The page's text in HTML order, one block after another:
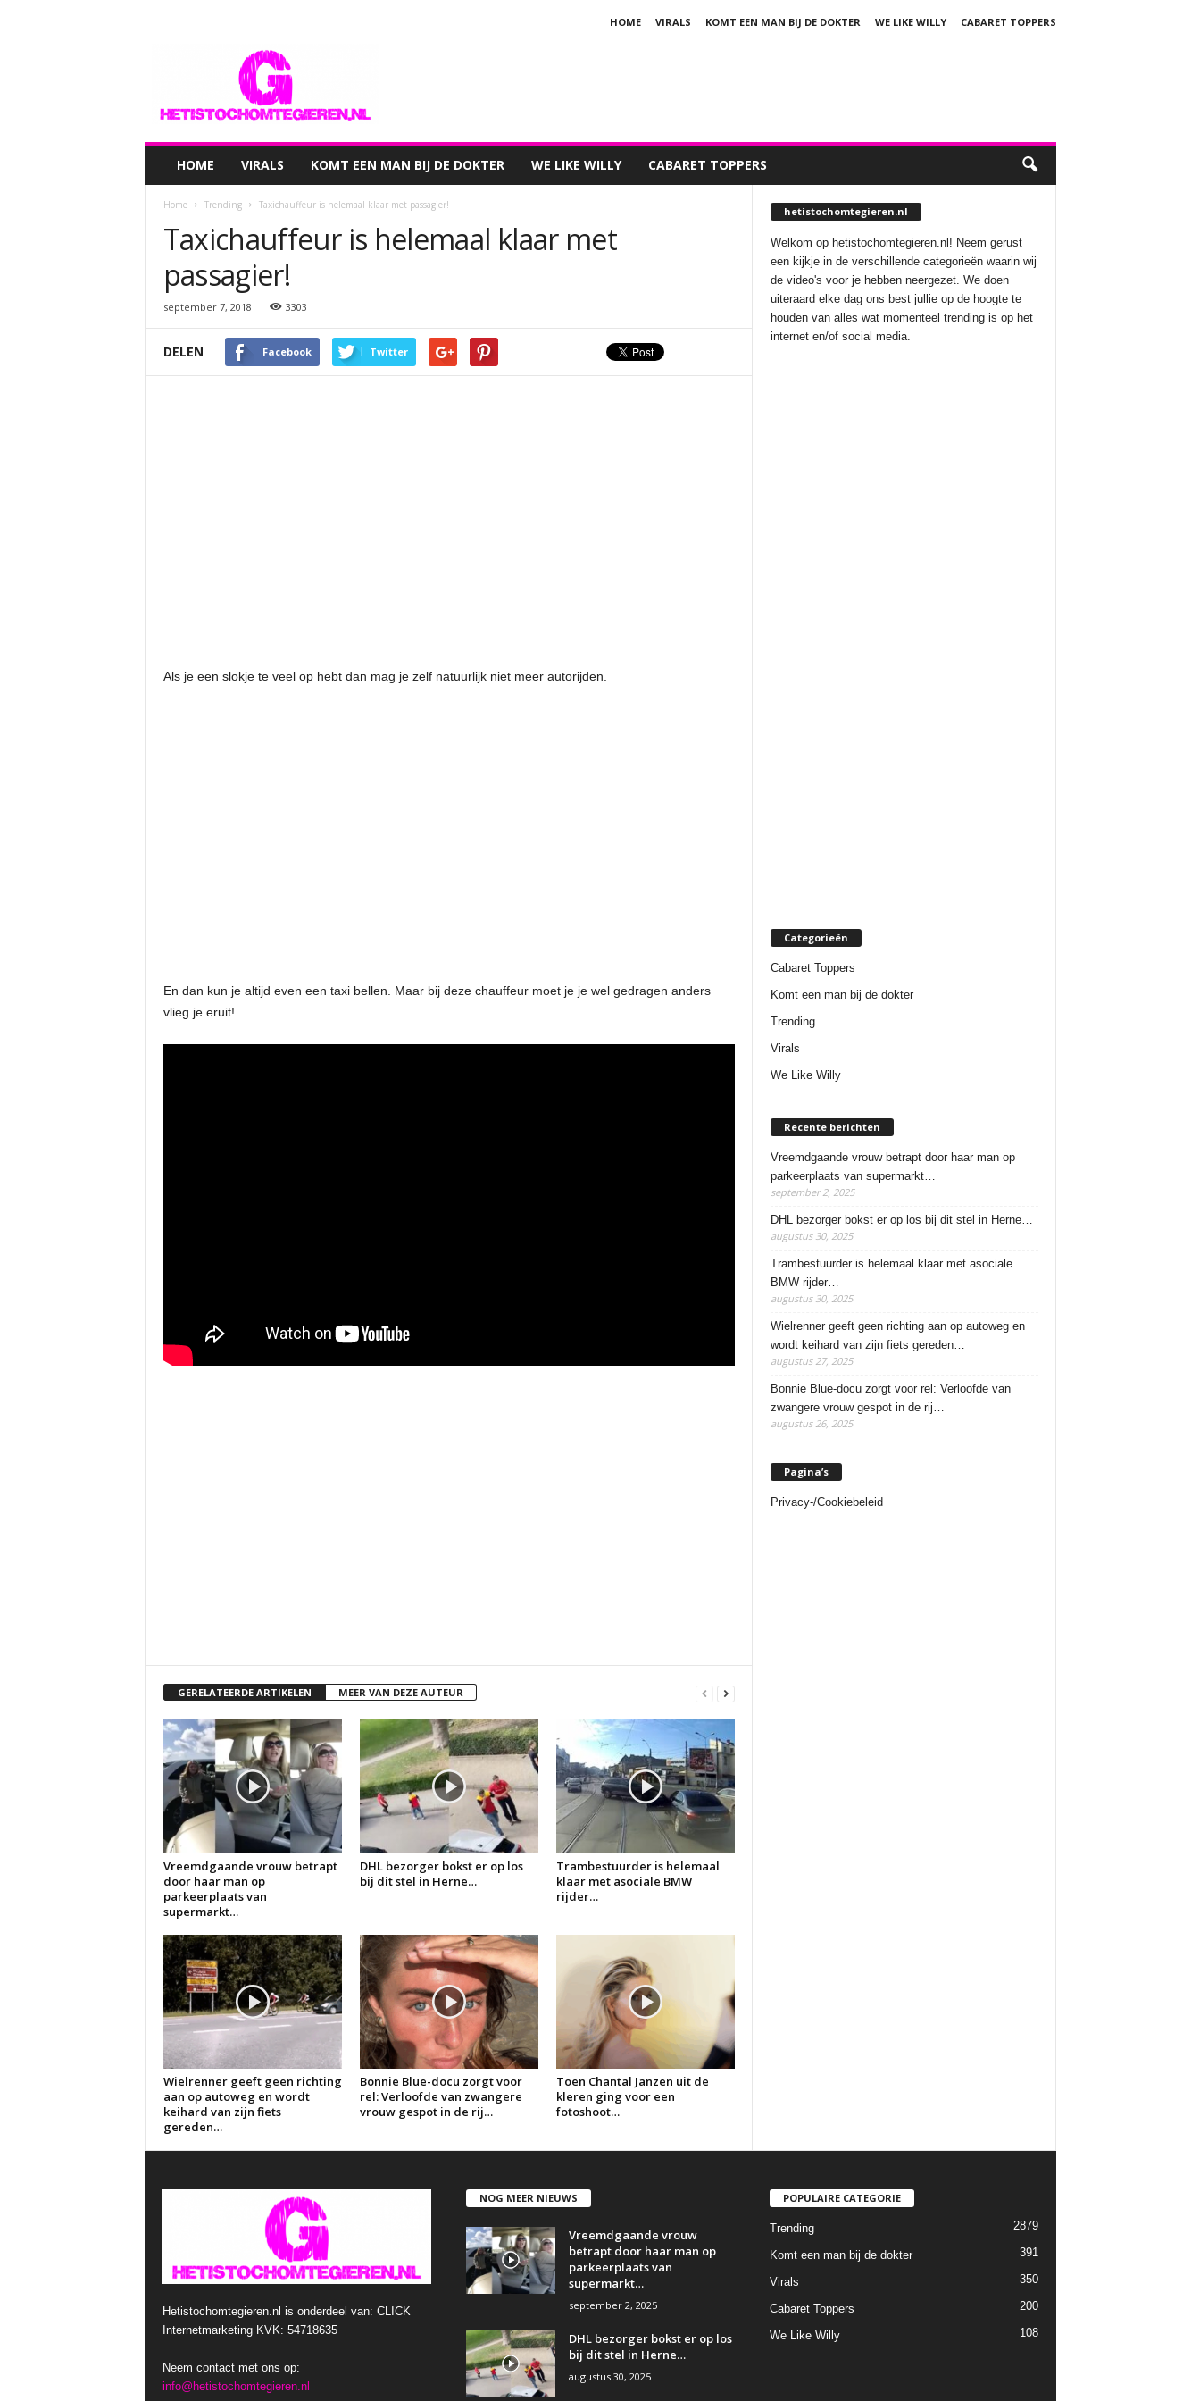
HOME VIRALS KOMT EEN MAN BIJ DE DOKTER WE LIKE WILLY
CABARET TOPPERS
HOME VIRALS KOMT EEN MAN BIJ DE DOKTER WE LIKE WILLY CABARET TOPPERS
Home Trending Taxichauffeur is helemaal klaar met passagier!
Taxichauffeur is helemaal klaar met
passagier!
september 7, 2018 3303
DELEN Facebook Twitter
Als je een slokje te veel op hebt dan mag je zelf natuurlijk niet meer autorijden.
En dan kun je altijd even een taxi bellen. Maar bij deze chauffeur moet je je wel gedragen anders
vlieg je eruit!
GERELATEERDE ARTIKELEN MEER VAN DEZE AUTEUR
Vreemdgaande vrouw betrapt
door haar man op
parkeerplaats van
supermarkt…
DHL bezorger bokst er op los
bij dit stel in Herne…
Trambestuurder is helemaal
klaar met asociale BMW
rijder…
Wielrenner geeft geen richting
aan op autoweg en wordt
keihard van zijn fiets
gereden…
Bonnie Blue-docu zorgt voor
rel: Verloofde van zwangere
vrouw gespot in de rij…
Toen Chantal Janzen uit de
kleren ging voor een
fotoshoot…
hetistochomtegieren.nl
Welkom op hetistochomtegieren.nl! Neem gerust
een kijkje in de verschillende categorieën waarin wij
de video's voor je hebben neergezet. We doen
uiteraard elke dag ons best jullie op de hoogte te
houden van alles wat momenteel trending is op het
internet en/of social media.
Categorieën
Cabaret Toppers
Komt een man bij de dokter
Trending
Virals
We Like Willy
Recente berichten
Vreemdgaande vrouw betrapt door haar man op
parkeerplaats van supermarkt…
september 2, 2025
DHL bezorger bokst er op los bij dit stel in Herne…
augustus 30, 2025
Trambestuurder is helemaal klaar met asociale
BMW rijder…
augustus 30, 2025
Wielrenner geeft geen richting aan op autoweg en
wordt keihard van zijn fiets gereden…
augustus 27, 2025
Bonnie Blue-docu zorgt voor rel: Verloofde van
zwangere vrouw gespot in de rij…
augustus 26, 2025
Pagina’s
Privacy-/Cookiebeleid
Hetistochomtegieren.nl is onderdeel van: CLICK
Internetmarketing KVK: 54718635
Neem contact met ons op:
info@hetistochomtegieren.nl
NOG MEER NIEUWS
Vreemdgaande vrouw
betrapt door haar man op
parkeerplaats van
supermarkt…
september 2, 2025
DHL bezorger bokst er op los
bij dit stel in Herne…
augustus 30, 2025
POPULAIRE CATEGORIE
Trending 2879
Komt een man bij de dokter 391
Virals 350
Cabaret Toppers 200
We Like Willy 108